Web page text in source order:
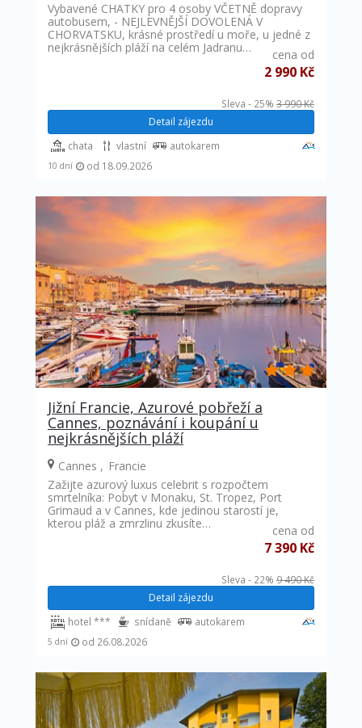
Vybavené CHATKY pro 4 osoby VČETNĚ dopravy
autobusem, - NEJLEVNĚJŠÍ DOVOLENÁ V
CHORVATSKU, krásné prostředí u moře, u jedné z
nejkrásnějších pláží na celém Jadranu…
cena od
2 990 Kč
Sleva - 25% 3 990 Kč
Detail zájezdu
chata vlastní
autokarem
od 18.09.2026
10 dní
Jižní Francie, Azurové pobřeží a
Cannes, poznávání i koupání u
nejkrásnějších pláží
Cannes
Francie
Zažijte azurový luxus celebrit s rozpočtem
smrtelníka: Pobyt v Monaku, St. Tropez, Port
Grimaud a v Cannes, kde jedinou starostí je,
kterou pláž a zmrzlinu zkusíte…
cena od
7 390 Kč
Sleva - 22% 9 490 Kč
Detail zájezdu
hotel *** snídaně
autokarem
od 26.08.2026
5 dní